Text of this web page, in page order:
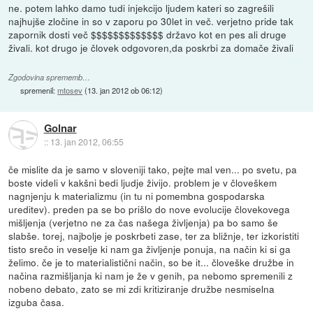
ne. potem lahko damo tudi injekcijo ljudem kateri so zagrešili
najhujše zločine in so v zaporu po 30let in več. verjetno pride tak
zapornik dosti več $$$$$$$$$$$$$ državo kot en pes ali druge
živali. kot drugo je človek odgovoren,da poskrbi za domače živali
Zgodovina sprememb…
spremenil:mtosev(13. jan 2012 ob 06:12)
Golnar
:: 13. jan 2012, 06:55
če mislite da je samo v sloveniji tako, pejte mal ven... po svetu, pa
boste videli v kakšni bedi ljudje živijo. problem je v človeškem
nagnjenju k materializmu (in tu ni pomembna gospodarska
ureditev). preden pa se bo prišlo do nove evolucije človekovega
mišljenja (verjetno ne za čas našega življenja) pa bo samo še
slabše. torej, najbolje je poskrbeti zase, ter za bližnje, ter izkoristiti
tisto srečo in veselje ki nam ga življenje ponuja, na način ki si ga
želimo. če je to materialistični način, so be it... človeške družbe in
načina razmišljanja ki nam je že v genih, pa nebomo spremenili z
nobeno debato, zato se mi zdi kritiziranje družbe nesmiselna
izguba časa.